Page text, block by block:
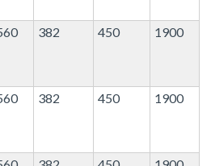
382 450 1900
382 450 1900